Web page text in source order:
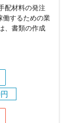
配材料の発注
働するための業
、書類の作成